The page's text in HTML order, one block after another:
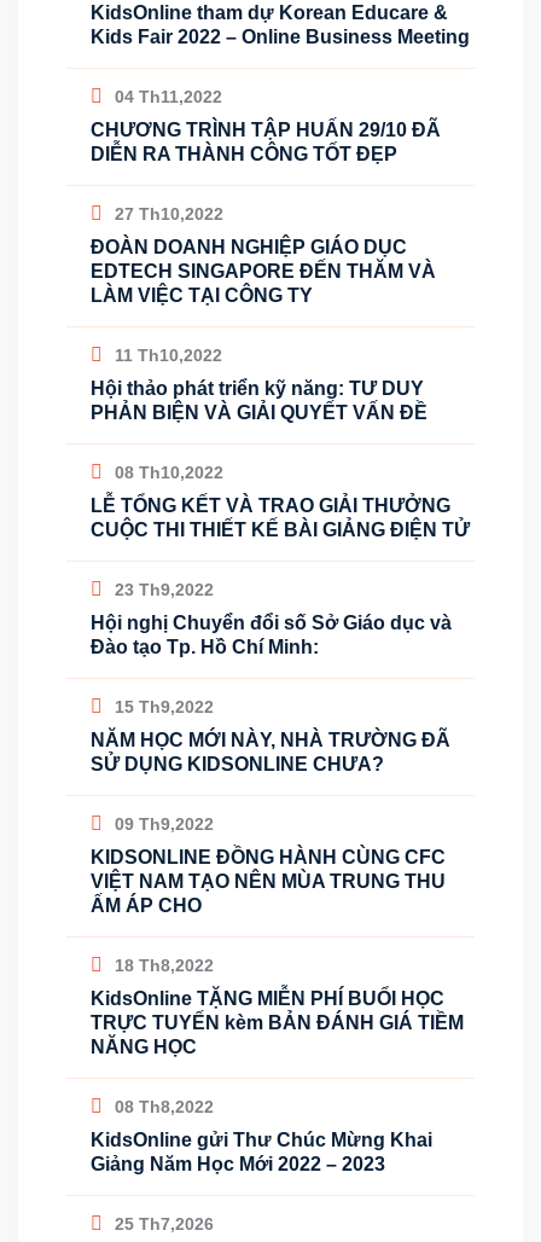
KidsOnline tham dự Korean Educare &
Kids Fair 2022 – Online Business Meeting
04 Th11,2022
CHƯƠNG TRÌNH TẬP HUẤN 29/10 ĐÃ
DIỄN RA THÀNH CÔNG TỐT ĐẸP
27 Th10,2022
ĐOÀN DOANH NGHIỆP GIÁO DỤC
EDTECH SINGAPORE ĐẾN THĂM VÀ
LÀM VIỆC TẠI CÔNG TY
11 Th10,2022
Hội thảo phát triển kỹ năng: TƯ DUY
PHẢN BIỆN VÀ GIẢI QUYẾT VẤN ĐỀ
08 Th10,2022
LỄ TỔNG KẾT VÀ TRAO GIẢI THƯỞNG
CUỘC THI THIẾT KẾ BÀI GIẢNG ĐIỆN TỬ
23 Th9,2022
Hội nghị Chuyển đổi số Sở Giáo dục và
Đào tạo Tp. Hồ Chí Minh:
15 Th9,2022
NĂM HỌC MỚI NÀY, NHÀ TRƯỜNG ĐÃ
SỬ DỤNG KIDSONLINE CHƯA?
09 Th9,2022
KIDSONLINE ĐỒNG HÀNH CÙNG CFC
VIỆT NAM TẠO NÊN MÙA TRUNG THU
ẤM ÁP CHO
18 Th8,2022
KidsOnline TẶNG MIỄN PHÍ BUỔI HỌC
TRỰC TUYẾN kèm BẢN ĐÁNH GIÁ TIỀM
NĂNG HỌC
08 Th8,2022
KidsOnline gửi Thư Chúc Mừng Khai
Giảng Năm Học Mới 2022 – 2023
25 Th7,2026